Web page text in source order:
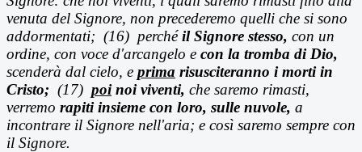
venuta del Signore, non precederemo quelli che si sono
addormentati; (16) perchéil Signore stesso, con un
ordine, con voce d'arcangelo e con la tromba di Dio,
scenderà dal cielo, e prima risusciteranno i morti in
Cristo; (17) poi noi viventi, che saremo rimasti,
verremo rapiti insieme con loro, sulle nuvole, a
incontrare il Signore nell'aria; e così saremo sempre con
il Signore.